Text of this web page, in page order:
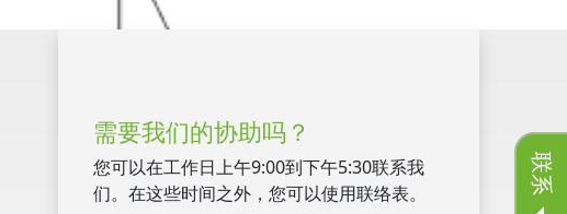
联系
需要我们的协助吗？
您可以在工作日上午9:00到下午5:30联系我
们。在这些时间之外，您可以使用联络表。